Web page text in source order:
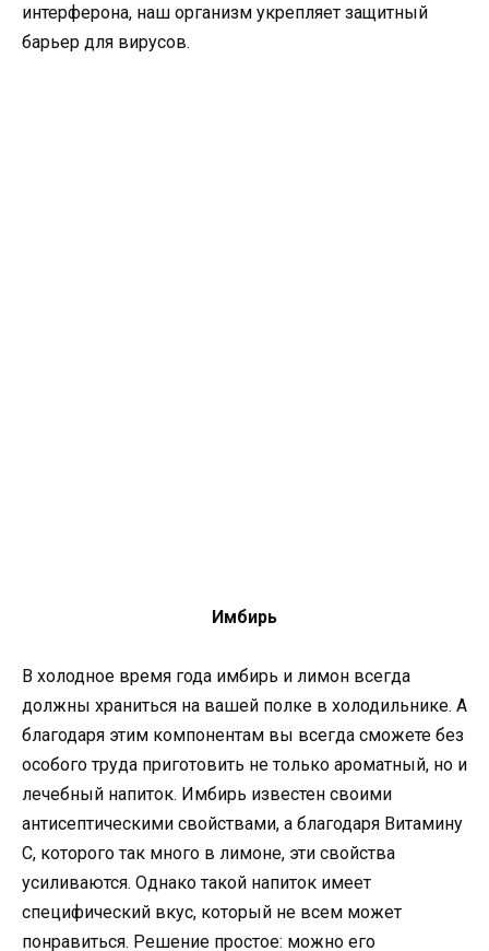
интерферона, наш организм укрепляет защитный
барьер для вирусов.
Имбирь
В холодное время года имбирь и лимон всегда
должны храниться на вашей полке в холодильнике. А
благодаря этим компонентам вы всегда сможете без
особого труда приготовить не только ароматный, но и
лечебный напиток. Имбирь известен своими
антисептическими свойствами, а благодаря Витамину
С, которого так много в лимоне, эти свойства
усиливаются. Однако такой напиток имеет
специфический вкус, который не всем может
понравиться. Решение простое: можно его